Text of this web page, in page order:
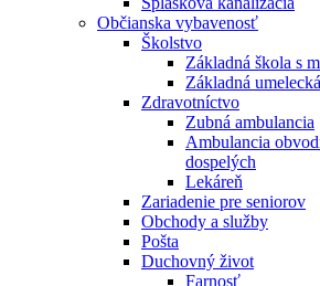
Občianska vybavenosť
Školstvo
Základná škola s
Základná
Zdravotníctvo
Zubná ambulancia
Ambulancia
dospelých
Lekáreň
Zariadenie pre seniorov
Obchody a služby
Pošta
Duchovný život
Farnosť